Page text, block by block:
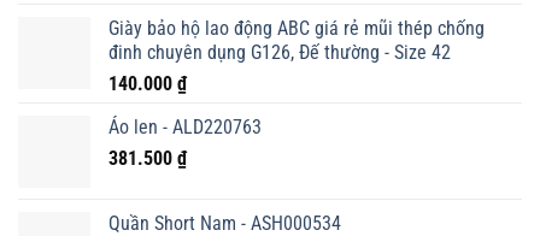
Giày bảo hộ lao động ABC giá rẻ mũi thép chống
đinh chuyên dụng G126, Đế thường - Size 42
140.000 ₫
Áo len - ALD220763
381.500 ₫
Quần Short Nam - ASH000534